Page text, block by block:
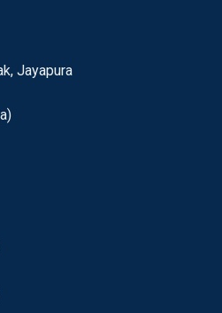
Jayapura